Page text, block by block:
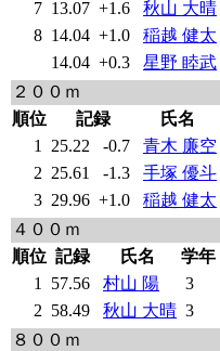
7 13.07 +1.6 秋山 大晴
8 14.04 +1.0 稲越 健太
14.04 +0.3 星野 睦武
２００ｍ
順位
記録 氏名
1
25.22 -0.7 青木 廉空
2 25.61 -1.3 手塚 優斗
3 29.96 +1.0 稲越 健太
４００ｍ
順位 記録 氏名 学年
1
57.56 村山 陽 3
2 58.49 秋山 大晴 3
８００ｍ